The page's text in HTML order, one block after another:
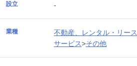
設立 -
業種
不動産、レンタル・リース
サービス>その他